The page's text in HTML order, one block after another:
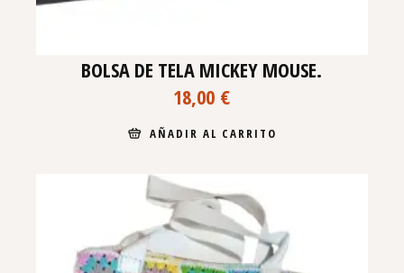
BOLSA DE TELA MICKEY MOUSE.
18,00 €
AÑADIR AL CARRITO